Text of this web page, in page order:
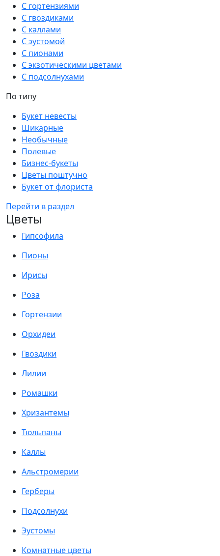
С гортензиями
С гвоздиками
С каллами
С эустомой
С пионами
С экзотическими цветами
С подсолнухами
По типу
Букет невесты
Шикарные
Необычные
Полевые
Бизнес-букеты
Цветы поштучно
Букет от флориста
Перейти в раздел
Цветы
Гипсофила
Пионы
Ирисы
Роза
Гортензии
Орхидеи
Гвоздики
Лилии
Ромашки
Хризантемы
Тюльпаны
Каллы
Альстромерии
Герберы
Подсолнухи
Эустомы
Комнатные цветы